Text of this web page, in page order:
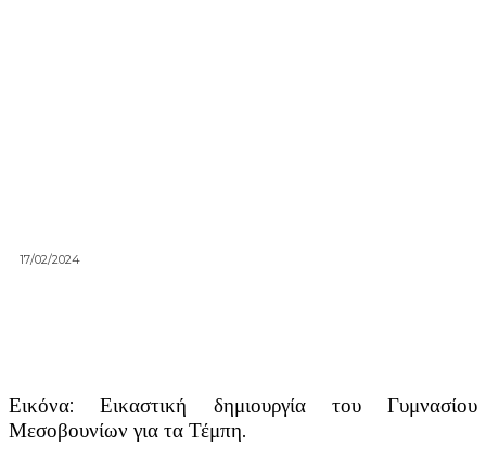
17/02/2024
Εικόνα: Εικαστική δημιουργία του Γυμνασίου
Μεσοβουνίων για τα Τέμπη.